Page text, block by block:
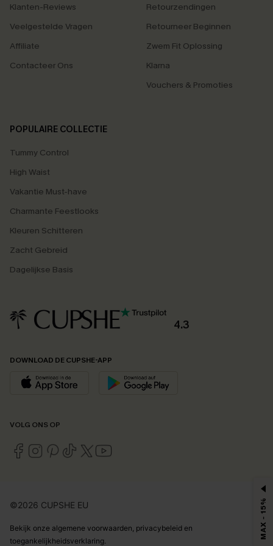
Klanten-Reviews
Veelgestelde Vragen
Affiliate
Contacteer Ons
Retourzendingen
Retourneer Beginnen
Zwem Fit Oplossing
Klarna
Vouchers & Promoties
POPULAIRE COLLECTIE
Tummy Control
High Waist
Vakantie Must-have
Charmante Feestlooks
Kleuren Schitteren
Zacht Gebreid
Dagelijkse Basis
4.3
DOWNLOAD DE CUPSHE-APP
VOLG ONS OP
©2026 CUPSHE EU
Bekijk onze algemene voorwaarden, privacybeleid en
toegankelijkheidsverklaring.
MAX - 15%